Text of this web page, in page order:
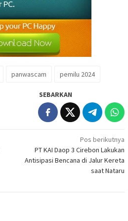
panwascam pemilu 2024
SEBARKAN
Pos berikutnya
PT KAI Daop 3 Cirebon Lakukan
Antisipasi Bencana di Jalur Kereta
saat Nataru